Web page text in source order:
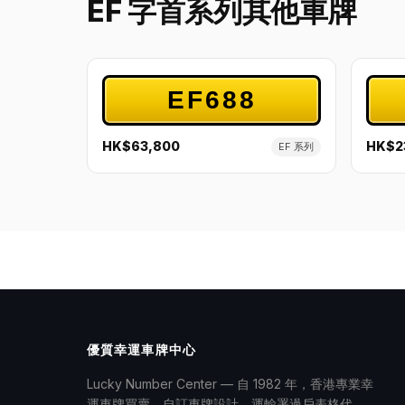
EF 字首系列其他車牌
EF688
HK$63,800 EF 系列
優質幸運車牌中心
Lucky Number Center — 自 1982 年，香港專業幸